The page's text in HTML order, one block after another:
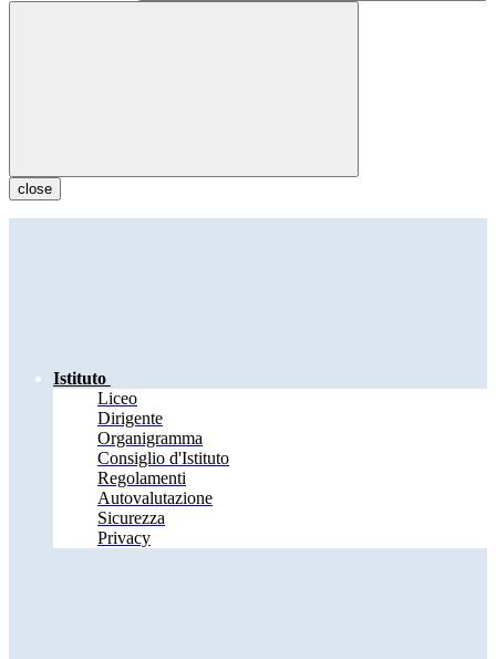
close
Istituto
Liceo
Dirigente
Organigramma
Consiglio d'Istituto
Regolamenti
Autovalutazione
Sicurezza
Privacy